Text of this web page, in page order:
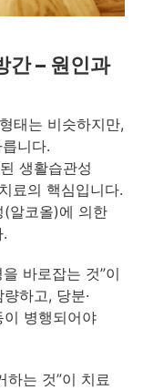
간 – 원인과
태는 비슷하지만,
니다.
생활습관성
료의 핵심입니다.
(알코올)에 의한
바로잡는 것”이
하고, 당분·
병행되어야
하는 것”이 치료